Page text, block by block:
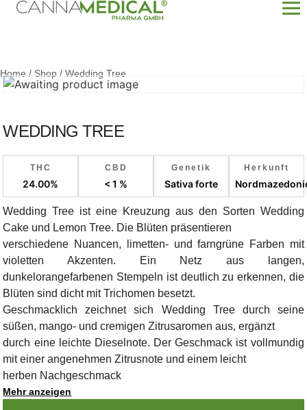
Home / Shop / Wedding Tree
WEDDING TREE
THC
24.00%
CBD
< 1 %
Genetik
Sativa forte
Herkunft
Wedding Tree ist eine Kreuzung aus den Sorten Wedding
Cake und Lemon Tree. Die Blüten präsentieren
verschiedene Nuancen, limetten- und farngrüne Farben mit
violetten Akzenten. Ein Netz aus langen,
dunkelorangefarbenen Stempeln ist deutlich zu erkennen, die
Blüten sind dicht mit Trichomen besetzt.
Geschmacklich zeichnet sich Wedding Tree durch seine
süßen, mango- und cremigen Zitrusaromen aus, ergänzt
durch eine leichte Dieselnote. Der Geschmack ist vollmundig
mit einer angenehmen Zitrusnote und einem leicht
herben Nachgeschmack
Mehr anzeigen